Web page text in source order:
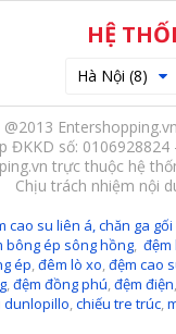
HỆ
Hà Nội (8)
@2013
ĐKKD số:
trực thuộc hệ
Chịu trách nhiệm nội
cao su liên á, chăn ga
bông ép sông hồng đệm
ép đêm lò xo đệm cao
đệm đồng phú đệm điện
dunlopillo chiếu tre trúc